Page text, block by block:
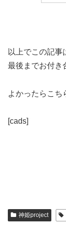
以上でこの記事
最後までお付き
よかったらこち
[cads]
神姫project